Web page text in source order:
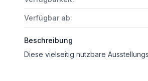
Verfügbar ab:
Beschreibung